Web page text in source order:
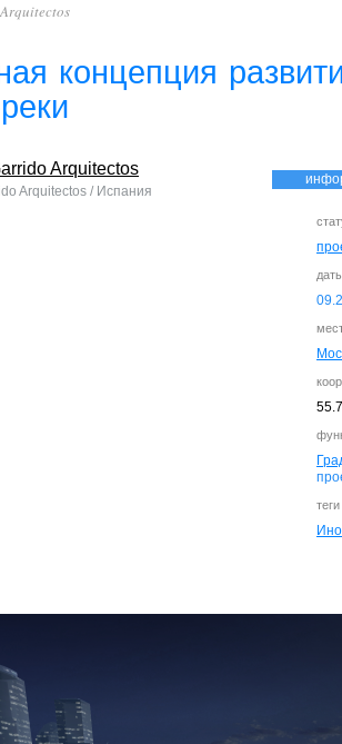
концепция
09.
теги
Arquitectos
Arquitectos / Испания